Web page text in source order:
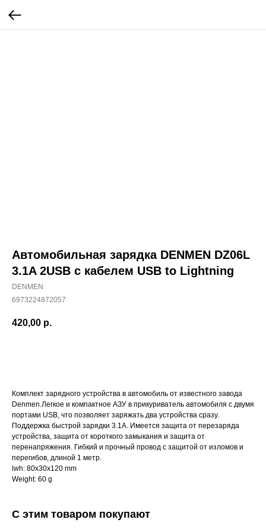
Автомобильная зарядка DENMEN DZ06L
3.1A 2USB с кабелем USB to Lightning
DENMEN
6973224872057
420,00 р.
Комплект зарядного устройства в автомобиль от известного завода
Denmen.Легкое и компактное АЗУ в прикуриватель автомобиля с двумя
портами USB, что позволяет заряжать два устройства сразу.
Поддержка быстрой зарядки 3.1А. Имеется защита от перезаряда
устройства, защита от короткого замыкания и защита от
перенапряжения. Гибкий и прочный провод с защитой от изломов и
перегибов, длиной 1 метр.
lwh: 80x30x120 mm
Weight: 60 g
С этим товаром покупают